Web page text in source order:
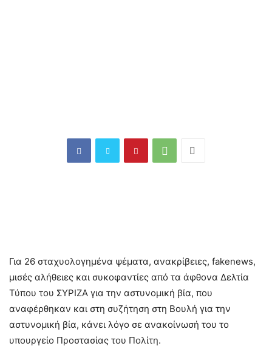
Για 26 σταχυολογημένα ψέματα, ανακρίβειες, fakenews,
μισές αλήθειες και συκοφαντίες από τα άφθονα Δελτία
Τύπου του ΣΥΡΙΖΑ για την αστυνομική βία, που
αναφέρθηκαν και στη συζήτηση στη Βουλή για την
αστυνομική βία, κάνει λόγο σε ανακοίνωσή του το
υπουργείο Προστασίας του Πολίτη.